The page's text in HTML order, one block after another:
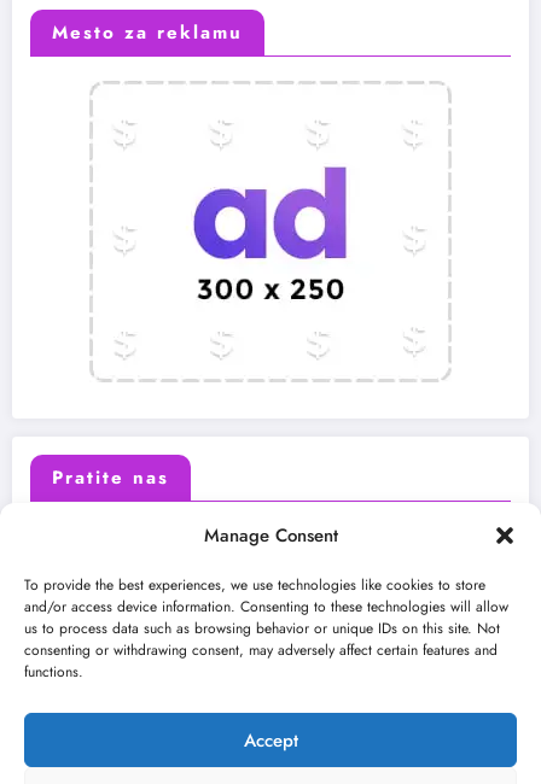
Manage Consent
To provide the best experiences, we use technologies like cookies to store
and/or access device information. Consenting to these technologies will allow
us to process data such as browsing behavior or unique IDs on this site. Not
consenting or withdrawing consent, may adversely affect certain features and
functions.
Accept
Mesto za reklamu
Pratite nas
Instagram Youtube